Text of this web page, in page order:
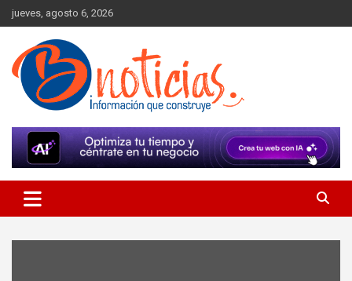
Skip
to
content
jueves, agosto 6, 2026
BNoticias